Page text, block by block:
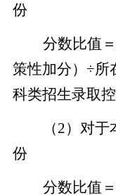
份
分数比值
策性加分） ÷所
科类招生录取
（2）对
份
分数比值